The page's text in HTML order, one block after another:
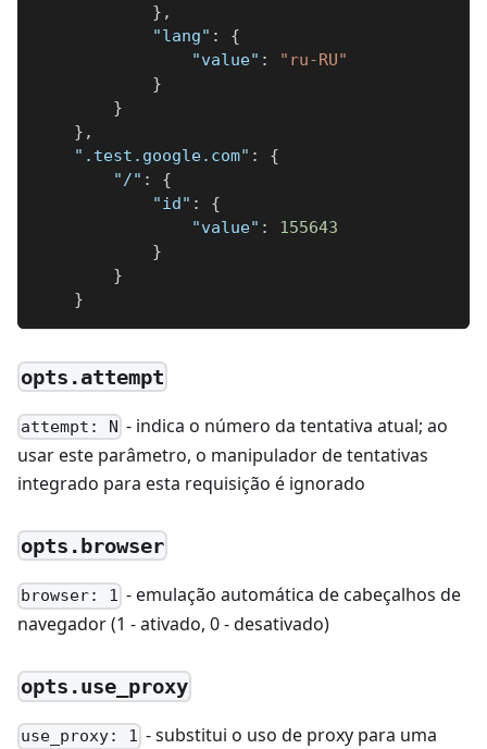
} ,
"lang" :
{
"value" :
"ru-RU"
}
}
} ,
".test.google.com" :
{
"/" :
{
"id" :
{
"value" :
155643
}
}
}
opts.attempt
attempt: N - indica o número da tentativa atual; ao
usar este parâmetro, o manipulador de tentativas
integrado para esta requisição é ignorado
opts.browser
browser: 1 - emulação automática de cabeçalhos de
navegador (1 - ativado, 0 - desativado)
opts.use_proxy
use_proxy: 1 - substitui o uso de proxy para uma